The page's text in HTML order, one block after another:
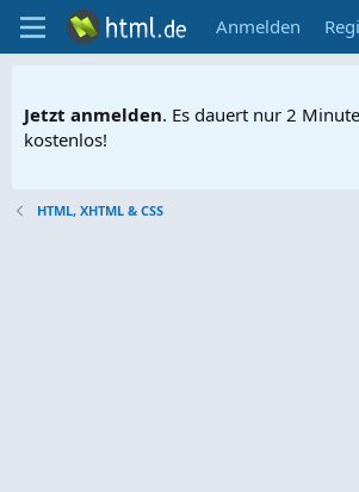
Anmelden
Jetzt anmelden. Es dauert nur 2
kostenlos!
HTML, XHTML & CSS